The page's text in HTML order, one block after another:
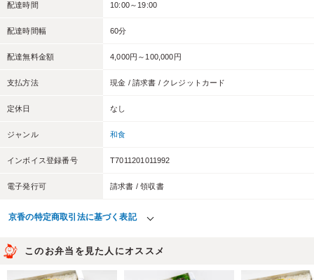
配達時間 10:00～19:00
配達時間幅 60分
配達無料金額 4,000円～100,000円
支払方法 現金 / 請求書 / クレジットカード
定休日 なし
ジャンル 和食
インボイス登録番号 T7011201011992
電子発行可 請求書 / 領収書
京香の特定商取引法に基づく表記
このお弁当を見た人にオススメ